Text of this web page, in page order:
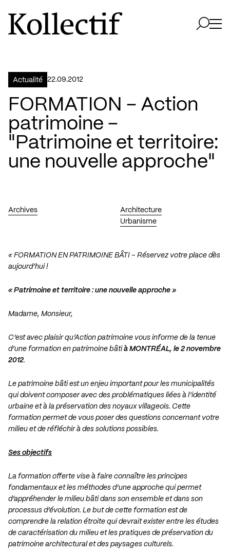
Aller à la page d'accueil
Logo Kollectif
Actualité 22.09.2012
FORMATION – Action
patrimoine –
"Patrimoine et territoire:
une nouvelle approche"
Archives
Architecture
Urbanisme
« FORMATION EN PATRIMOINE BÂTI – Réservez votre place dès
aujourd’hui !
« Patrimoine et territoire : une nouvelle approche »
Madame, Monsieur,
C’est avec plaisir qu’Action patrimoine vous informe de la tenue
d’une formation en patrimoine bâti à MONTRÉAL, le 2 novembre
2012.
Le patrimoine bâti est un enjeu important pour les municipalités
qui doivent composer avec des problématiques liées à l’identité
urbaine et à la préservation des noyaux villageois. Cette
formation permet de vous poser des questions concernant votre
milieu et de réfléchir à des solutions possibles.
Ses objectifs
La formation offerte vise à faire connaître les principes
fondamentaux et les méthodes d’une approche qui permet
d’appréhender le milieu bâti dans son ensemble et dans son
processus d’évolution. Le but de cette formation est de
comprendre la relation étroite qui devrait exister entre les études
de caractérisation du milieu et les pratiques de préservation du
patrimoine architectural et des paysages culturels.